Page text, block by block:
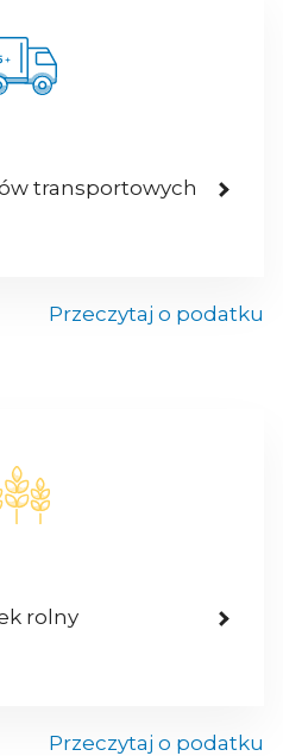
transportowych
Przeczytaj o podatku
rolny
Przeczytaj o podatku